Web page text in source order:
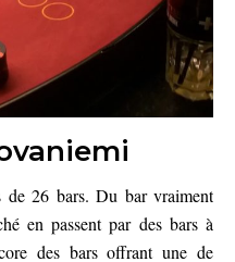
de 26 bars. Du bar vraiment
en passent par des bars à
des bars offrant une de